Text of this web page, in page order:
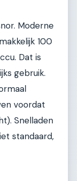
Moderne
100
Dat is
gebruik.
voordat
Snelladen
standaard,